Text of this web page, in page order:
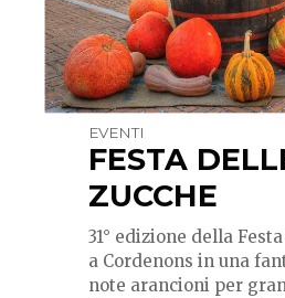
EVENTI
FESTA
ZUCCHE
31° edizione della
a Cordenons in una
note arancioni per